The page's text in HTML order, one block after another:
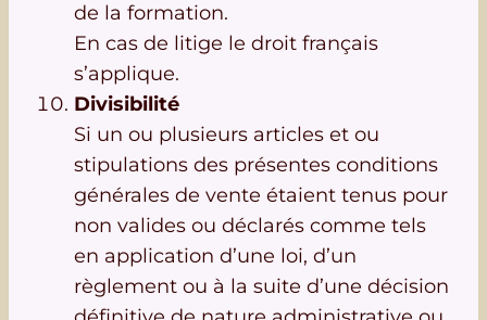
de la formation.
En cas de litige le droit français
s’applique.
Divisibilité
Si un ou plusieurs articles et ou
stipulations des présentes conditions
générales de vente étaient tenus pour
non valides ou déclarés comme tels
en application d’une loi, d’un
règlement ou à la suite d’une décision